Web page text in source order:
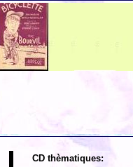
CD thèmatiques: